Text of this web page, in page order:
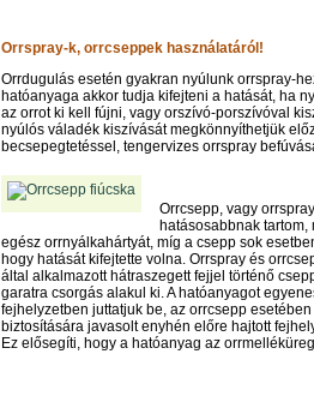
Orrspray-k, orrcseppek használatáról!
Orrdugulás esetén gyakran nyúlunk orrspray-
hatóanyaga akkor tudja kifejteni a hatását, ha
az orrot ki kell fújni, vagy orszívó-porszívóval
nyúlós váladék kiszívását megkönnyíthetjük
becsepegtetéssel, tengervizes orrspray
Orrcsepp, vagy
hatásosabbnak
egész orrnyálkahártyát, míg a csepp sok
hogy hatását kifejtette volna. Orrspray és
által alkalmazott hátraszegett fejjel történő
garatra csorgás alakul ki. A hatóanyagot
fejhelyzetben juttatjuk be, az orrcsepp
biztosítására javasolt enyhén előre hajtott
Ez elősegíti, hogy a hatóanyag az